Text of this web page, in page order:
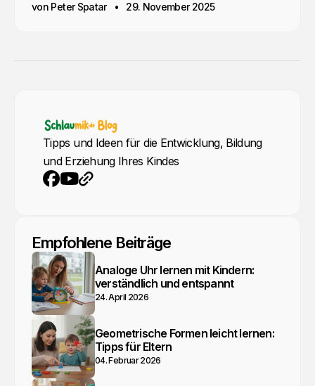
von Peter Spatar 29. November 2025
Tipps und Ideen für die Entwicklung, Bildung
und Erziehung Ihres Kindes
Empfohlene Beiträge
Analoge Uhr lernen mit Kindern:
verständlich und entspannt
24. April 2026
Geometrische Formen leicht lernen:
Tipps für Eltern
04. Februar 2026